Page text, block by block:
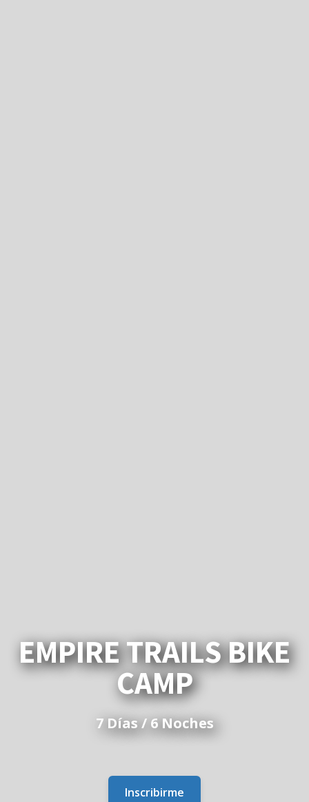
EMPIRE TRAILS BIKE
CAMP
7 Días / 6 Noches
Inscribirme